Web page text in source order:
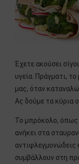
Έχετε ακούσει
υγεία. Πράγματι,
μας, όταν
Ας δούμε τα κύρια
Το μπρόκολο, όπως
ανήκει στα
αντιφλεγμονώδεις
συμβάλλουν στη